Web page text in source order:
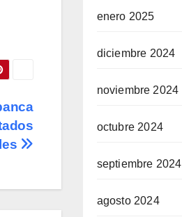
enero 2025
diciembre 2024
noviembre 2024
octubre 2024
septiembre 2024
agosto 2024